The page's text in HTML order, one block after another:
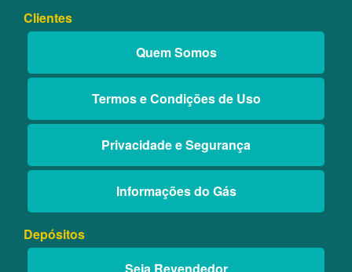
Clientes
Quem Somos
Termos e Condições de Uso
Privacidade e Segurança
Informações do Gás
Depósitos